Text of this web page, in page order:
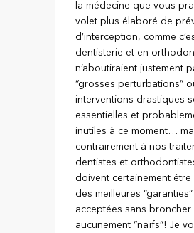
la médecine que vous
volet plus élaboré de
d’interception, comme
dentisterie et en
n’aboutiraient justement
“grosses perturbations”
interventions drastiques
essentielles et
inutiles à ce moment…
contrairement à nos
dentistes et
doivent certainement
des meilleures
acceptées sans
aucunement “naïfs”! Je